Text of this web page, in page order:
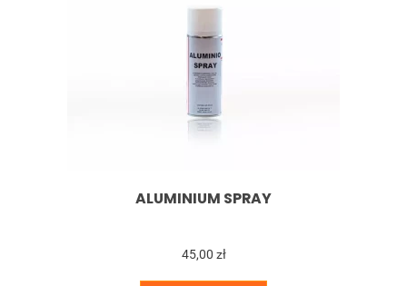
ALUMINIUM SPRAY
45,00 zł